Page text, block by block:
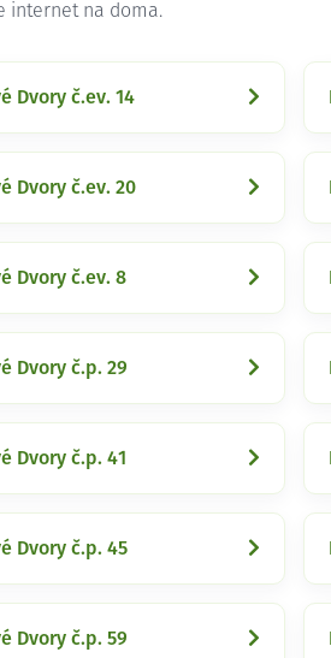
internet na doma.
Dvory č.ev. 14
Dvory č.ev. 20
Dvory č.ev. 8
Dvory č.p. 29
Dvory č.p. 41
Dvory č.p. 45
Dvory č.p. 59